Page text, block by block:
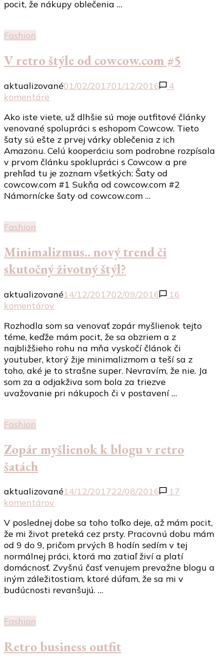
pocit, že nákupy oblečenia …
Fashion
V retro štýle od cowcow.com #5
aktualizované01/02/201701/12/2016
4
komentáre
retro
štýle
od
cowcow.com
#5
Ako iste viete, už dlhšie sú moje outfitové články
venované spolupráci s eshopom Cowcow. Tieto
šaty sú ešte z prvej várky oblečenia z ich
Amazonu. Celú kooperáciu som podrobne rozpísala
v prvom článku spoklupráci s Cowcow a pre
prehľad tu je zoznam všetkých: Šaty od
cowcow.com #1 Sukňa od cowcow.com #2
Námornícke šaty od cowcow.com …
Fashion
Minimalizmus.. nový trend či
skutočný životný štýl?
aktualizované14/12/201702/09/2016
16
komentárov
nový
trend
či
skutočný
životný
štýl?
Rozhodla som sa venovať zopár myšlienok tejto
téme, keďže mám pocit, že sa obzriem a z
najbližšieho rohu na mňa vyskočí článok či
youtuber, ktorý žije minimalizmom a teší sa z
toho, aké je to strašne super. Nevravím, že nie. Ja
som za a odjakživa som bola za triezve
uvažovanie pri nákupoch či v postavení …
Fashion
Zopár myšlienok k blogu v retro
šatách
aktualizované14/12/201722/08/2016
17
komentárov
myšlienok
k
blogu
v
retro
šatách
V poslednej dobe sa toho toľko deje, až mám pocit,
že mi život preteká cez prsty. Pracovnú dobu mám
od 9 do 9, pričom prvých 8 hodín sedím v tej
normálnej práci, ktorá ma zatiaľ živí a platí
domácnosť. Zvyšnú časť venujem prevažne blogu a
iným záležitostiam, ktoré dúfam, že sa mi v
budúcnosti revanšujú. …
Fashion
Retro business outfit